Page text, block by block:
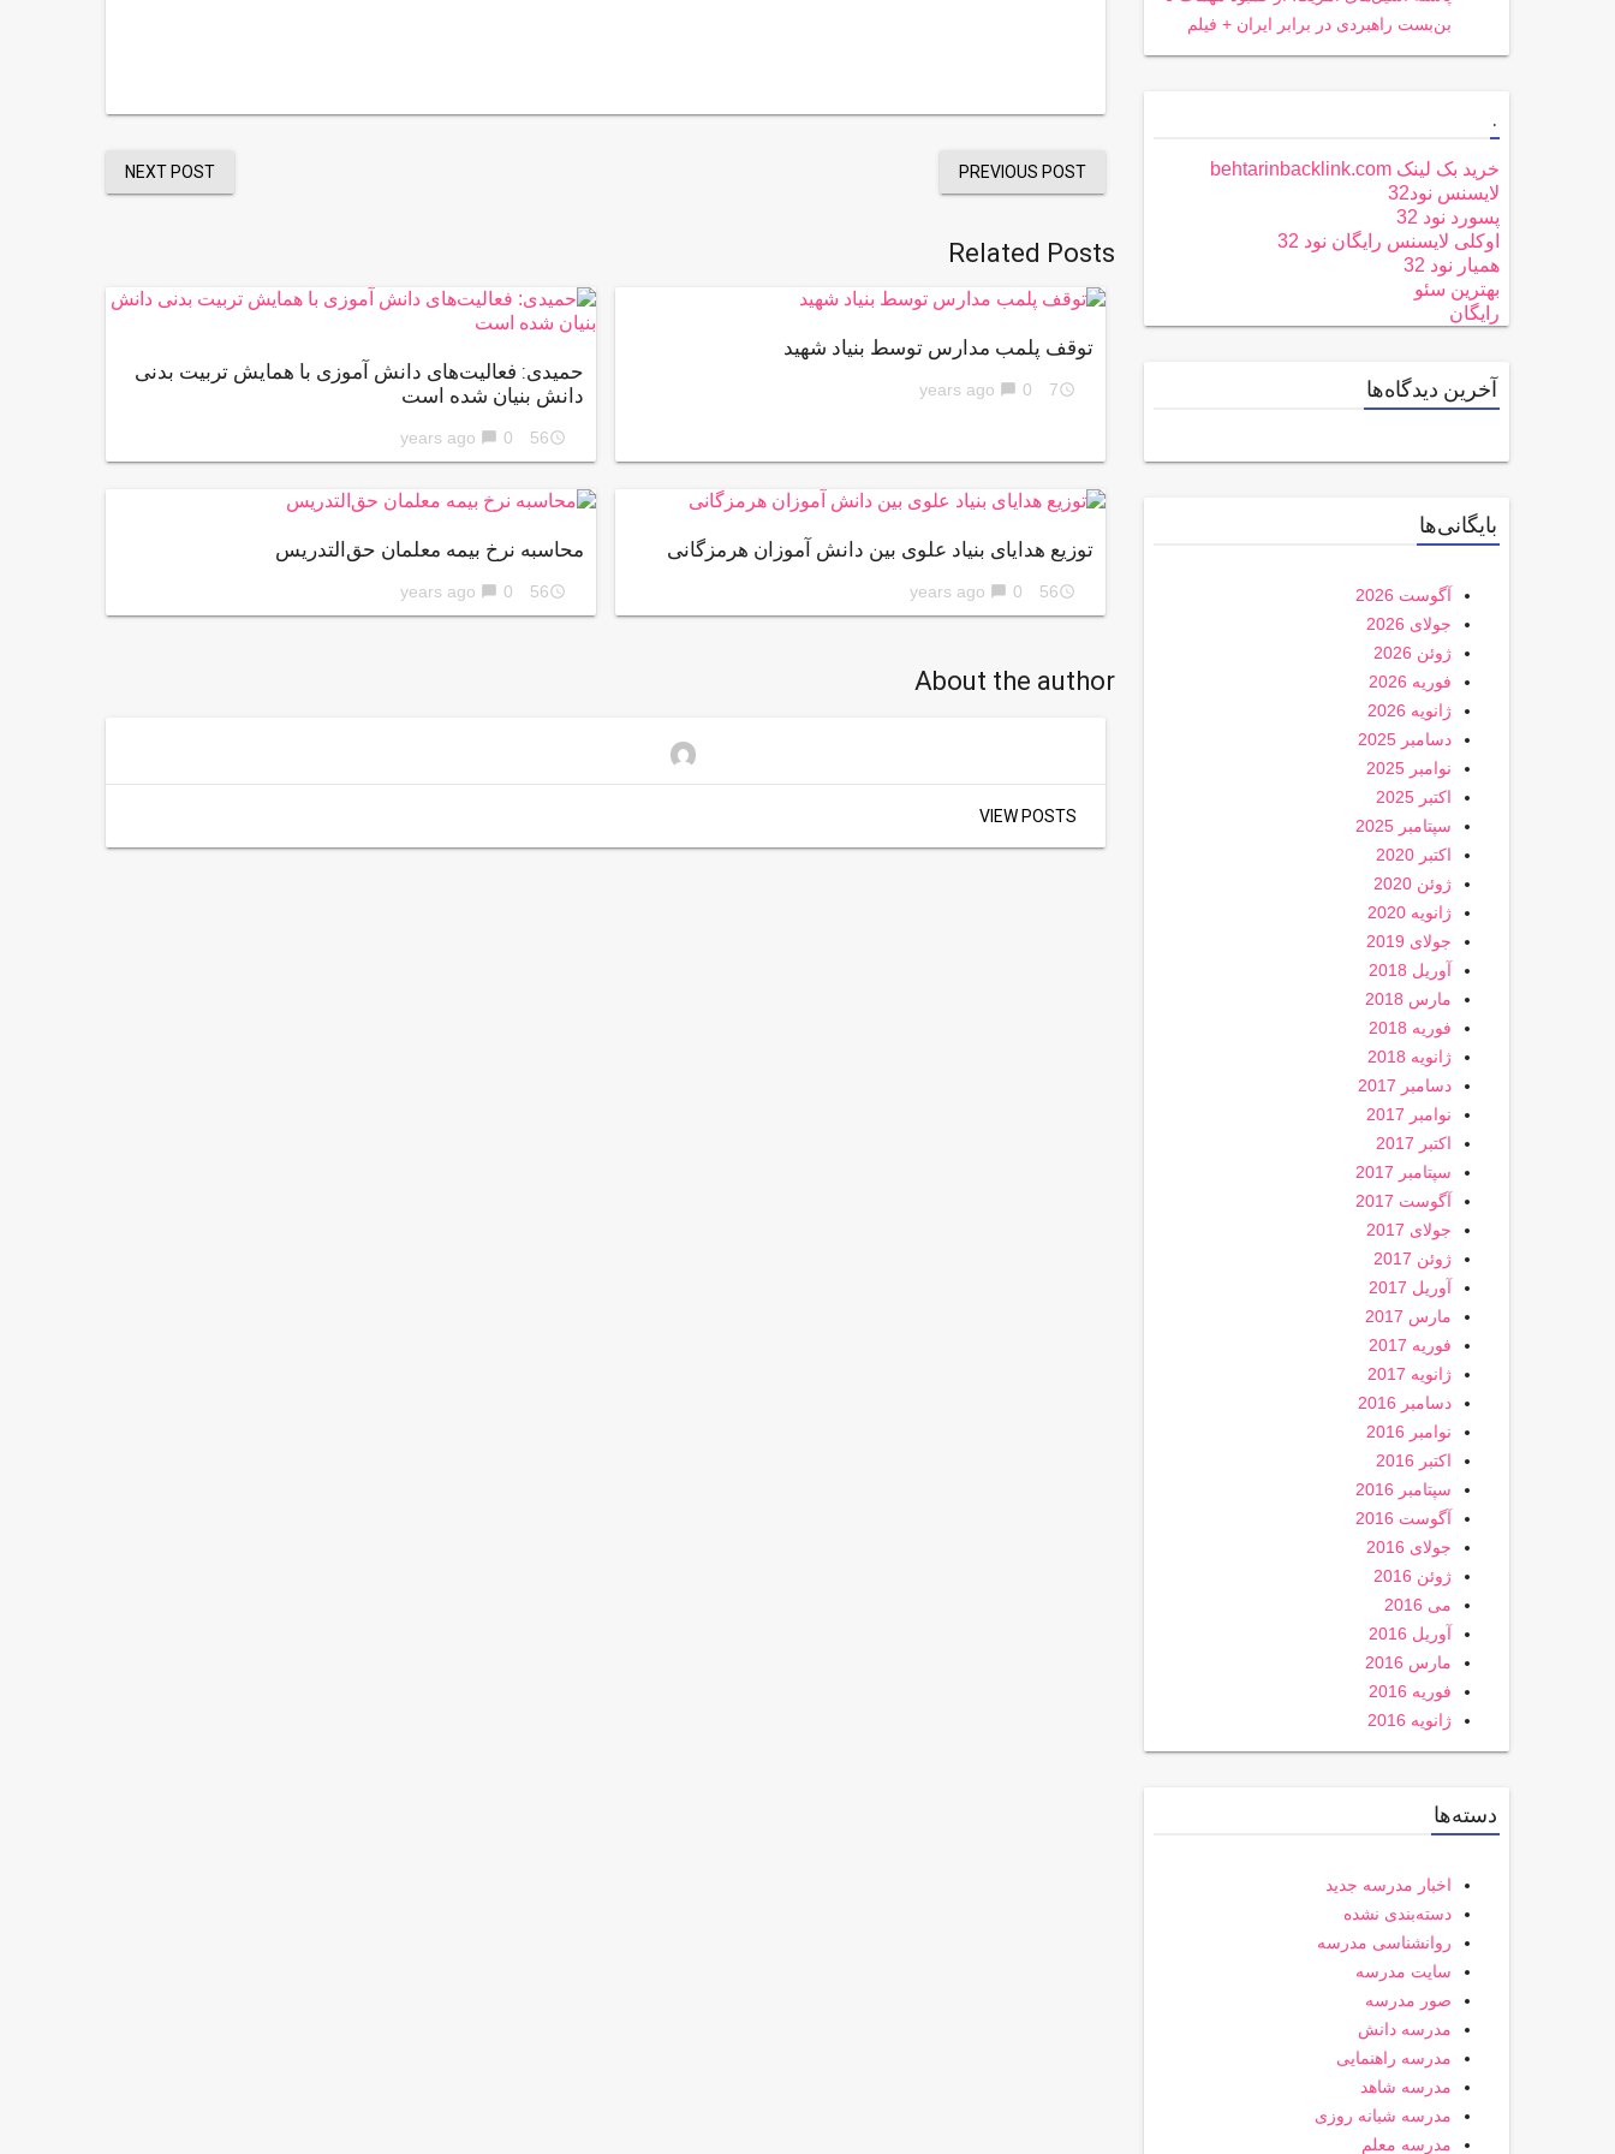
PREVIOUS POST
NEXT POST
Related Posts
توقف پلمب مدارس توسط بنیاد شهید
access_time
7 years ago
chat_bubble 0
حمیدی: فعالیت‌های دانش آموزی با همایش تربیت بدنی
دانش بنیان شده است
access_time
56 years ago
chat_bubble 0
توزیع هدایای بنیاد علوی بین دانش آموزان هرمزگانی
access_time
56 years ago
chat_bubble 0
محاسبه نرخ بیمه معلمان حق‌التدریس
access_time
56 years ago
chat_bubble 0
About the author
VIEW POSTS
بن‌بست راهبردی در برابر ایران + فیلم
.
خرید بک لینک behtarinbacklink.com
لایسنس نود32
پسورد نود 32
اوکلی لایسنس رایگان نود 32
همیار نود 32
بهترین سئو
رایگان
آخرین دیدگاه‌ها
بایگانی‌ها
آگوست 2026
جولای 2026
ژوئن 2026
فوریه 2026
ژانویه 2026
دسامبر 2025
نوامبر 2025
اکتبر 2025
سپتامبر 2025
اکتبر 2020
ژوئن 2020
ژانویه 2020
جولای 2019
آوریل 2018
مارس 2018
فوریه 2018
ژانویه 2018
دسامبر 2017
نوامبر 2017
اکتبر 2017
سپتامبر 2017
آگوست 2017
جولای 2017
ژوئن 2017
آوریل 2017
مارس 2017
فوریه 2017
ژانویه 2017
دسامبر 2016
نوامبر 2016
اکتبر 2016
سپتامبر 2016
آگوست 2016
جولای 2016
ژوئن 2016
می 2016
آوریل 2016
مارس 2016
فوریه 2016
ژانویه 2016
دسته‌ها
اخبار مدرسه جدید
دسته‌بندی نشده
روانشناسی مدرسه
سایت مدرسه
صور مدرسه
مدرسه دانش
مدرسه راهنمایی
مدرسه شاهد
مدرسه شبانه روزی
مدرسه معلم